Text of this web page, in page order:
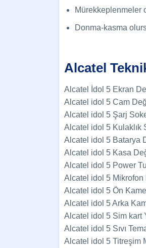
Mürekkeplenmeler
Donma-kasma
Alcatel
Alcatel İdol 5 Ekran
Alcatel idol 5 Cam
Alcatel idol 5 Şarj
Alcatel idol 5 Kulaklık
Alcatel idol 5 Batarya
Alcatel idol 5 Kasa
Alcatel idol 5 Power
Alcatel idol 5 Mikrofon
Alcatel idol 5 Ön
Alcatel idol 5 Arka
Alcatel idol 5 Sim kart
Alcatel idol 5 Sıvı
Alcatel idol 5 Titreşim